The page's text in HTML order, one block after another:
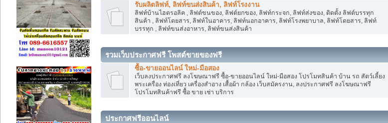
รับผลิตลิฟท์, ลิฟท์ขนส่งสินค้า, ลิฟท์โรงงาน
ลิฟท์บ้านไฮดรอลิค , ลิฟต์ขนของ, ลิฟต์ยกของ, ลิฟท์กระจก, ลิฟท์ส่งของ, ติดตั้ง ลิฟต์บรรทุก
สินค้า , ลิฟท์โดยสาร, ลิฟท์ในอาคาร, ลิฟท์นอกอาคาร, ลิฟท์โรงพยาบาล, ลิฟท์โดยสาร, ลิฟท์
บรรทุก , ลิฟท์ขนส่งอาหาร, ลิฟท์ขนส่งสินค้า
รวมเว็บประกาศฟรี โพสต์ขายของฟรี
ซื้อ-ขายออนไลน์ ใหม่-มือสอง
เว็บลงประกาศฟรี ลงโฆษณาฟรี ซื้อ-ขายออนไลน์ ใหม่-มือสอง โปรโมทสินค้า บ้าน รถ สัตว์เลี้ยง
พระเครื่อง ท่องเที่ยว เครื่องสำอาง เสื้อผ้า กล้อง เว็บสมัครงาน, ลงประกาศฟรี ลงโฆษณาฟรี
โปรโมทสินค้าฟรี ซื้อ ขาย เช่า บริการ
ประกาศฟรีออนไลน์